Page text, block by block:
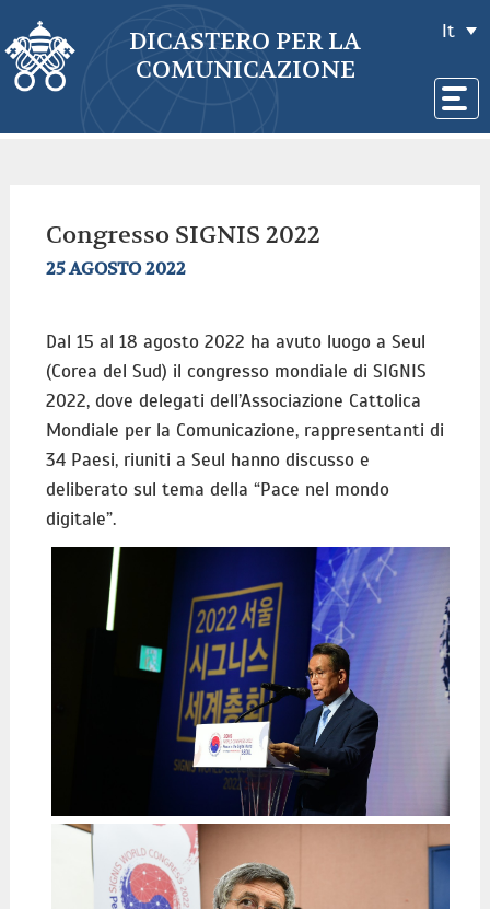
DICASTERO PER LA
COMUNICAZIONE
It
Congresso SIGNIS 2022
25 AGOSTO 2022
Dal 15 al 18 agosto 2022 ha avuto luogo a Seul
(Corea del Sud) il congresso mondiale di SIGNIS
2022, dove delegati dell’Associazione Cattolica
Mondiale per la Comunicazione, rappresentanti di
34 Paesi, riuniti a Seul hanno discusso e
deliberato sul tema della “Pace nel mondo
digitale”.